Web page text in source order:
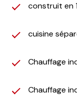
construit en
cuisine
Chauffage
Chauffage